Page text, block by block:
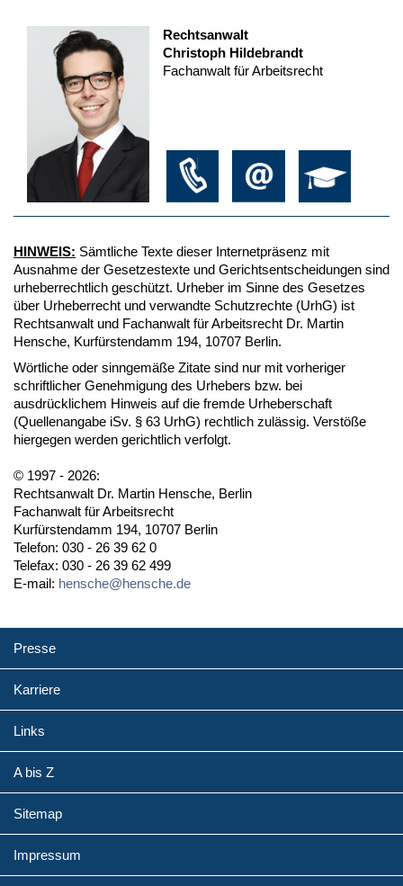
Rechtsanwalt
Christoph Hildebrandt
Fachanwalt für Arbeitsrecht
HINWEIS: Sämtliche Texte dieser Internetpräsenz mit
Ausnahme der Gesetzestexte und Gerichtsentscheidungen sind
urheberrechtlich geschützt. Urheber im Sinne des Gesetzes
über Urheberrecht und verwandte Schutzrechte (UrhG) ist
Rechtsanwalt und Fachanwalt für Arbeitsrecht Dr. Martin
Hensche, Kurfürstendamm 194, 10707 Berlin.
Wörtliche oder sinngemäße Zitate sind nur mit vorheriger
schriftlicher Genehmigung des Urhebers bzw. bei
ausdrücklichem Hinweis auf die fremde Urheberschaft
(Quellenangabe iSv. § 63 UrhG) rechtlich zulässig. Verstöße
hiergegen werden gerichtlich verfolgt.
© 1997 - 2026:
Rechtsanwalt Dr. Martin Hensche, Berlin
Fachanwalt für Arbeitsrecht
Kurfürstendamm 194, 10707 Berlin
Telefon: 030 - 26 39 62 0
Telefax: 030 - 26 39 62 499
E-mail: hensche@hensche.de
Presse
Karriere
Links
A bis Z
Sitemap
Impressum